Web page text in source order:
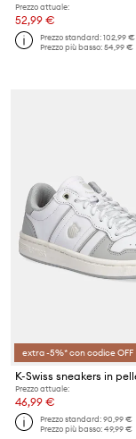
Prezzo attuale:
52,99 €
Prezzo standard:102,99 €
Prezzo più basso:54,99 €
extra -5%* con codice OFF
Prezzo attuale:
46,99 €
Prezzo standard:90,99 €
Prezzo più basso:49,99 €